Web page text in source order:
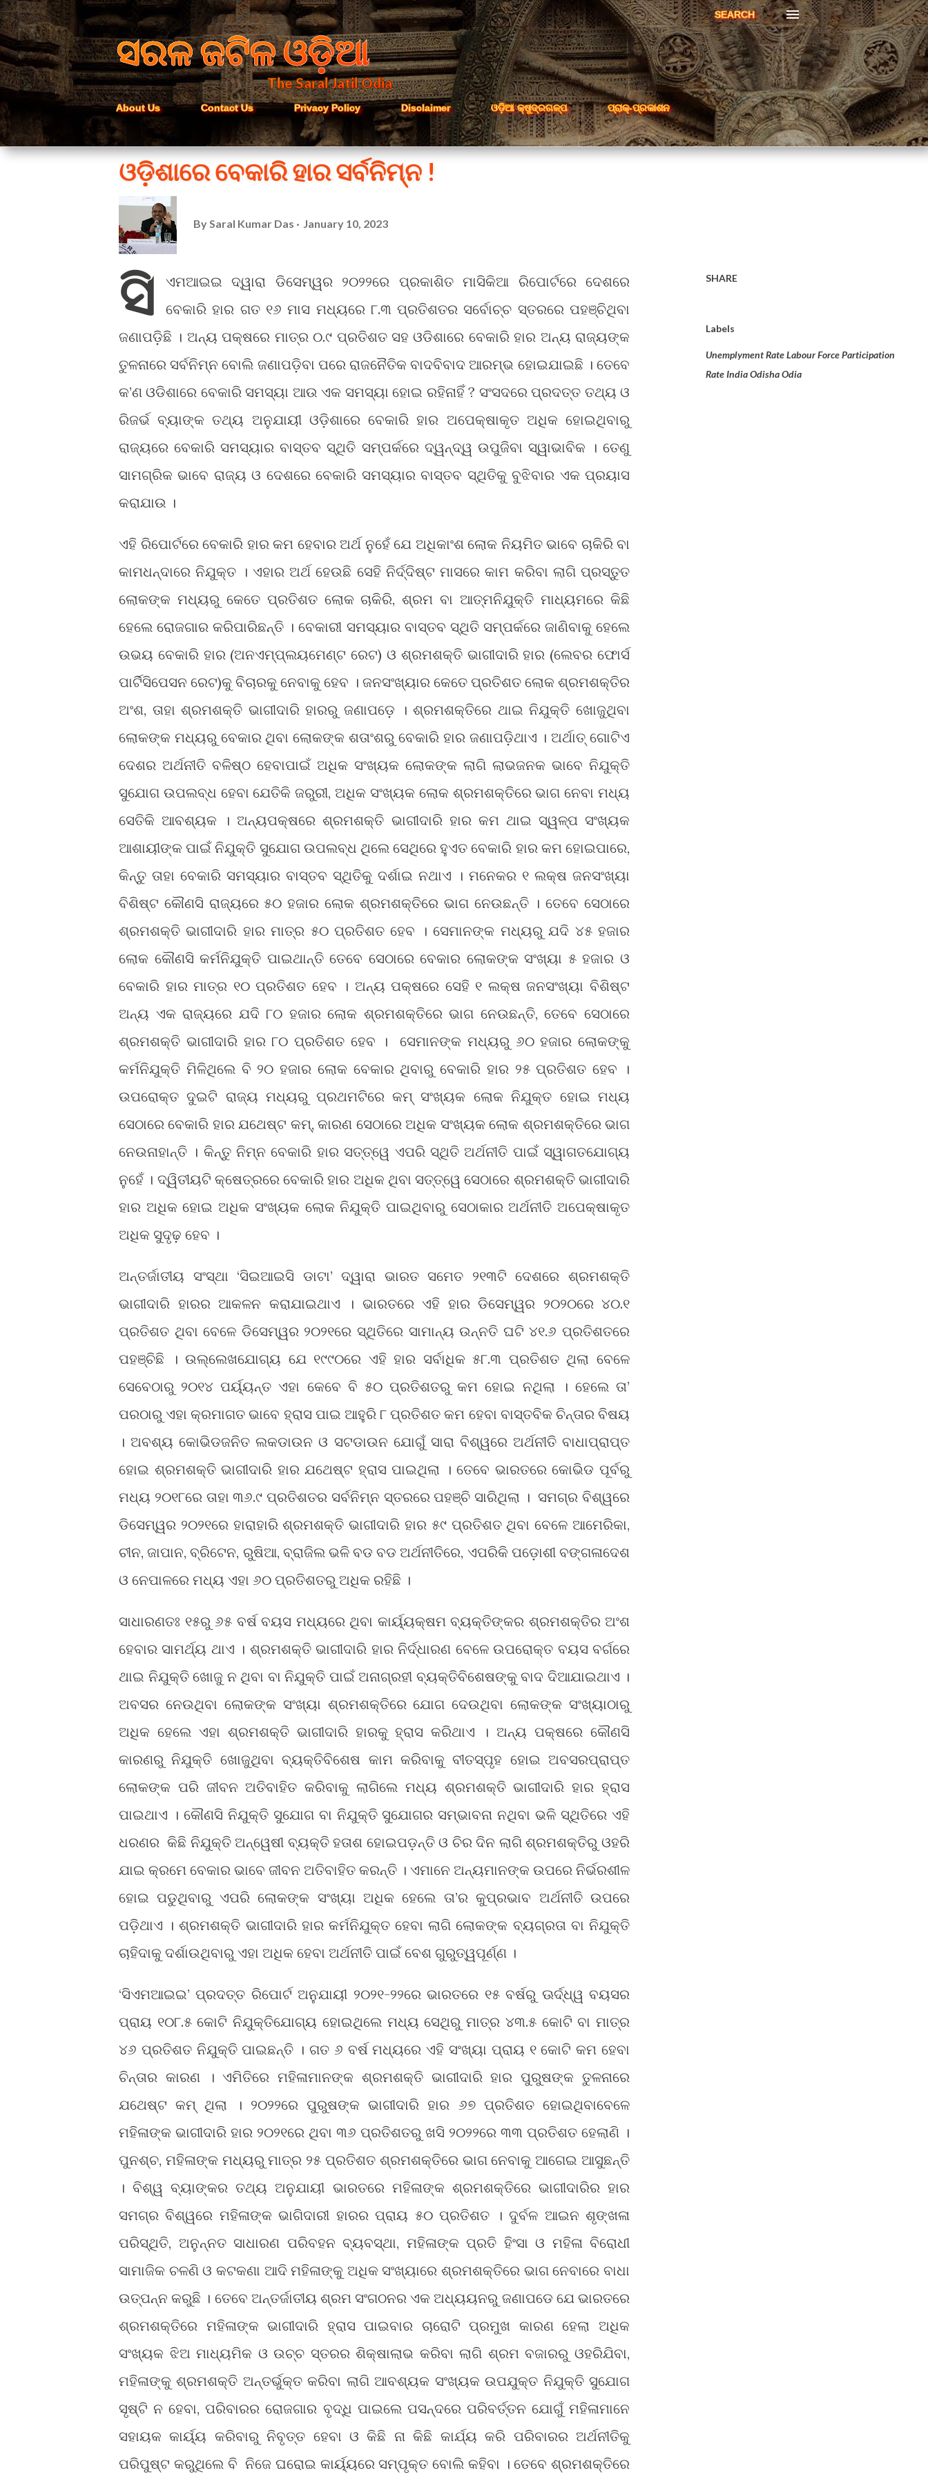
Skip to main content
ସରଳ ଜଟିଳ ଓଡ଼ିଆ
The Saral Jatil Odia
SEARCH
About Us Contact Us Privacy Policy Disclaimer ଓଡ଼ିଆ କ୍ଷୁଦ୍ରଗଳ୍ପ ପ୍ରାକ୍-ପ୍ରକାଶନ
ଓଡ଼ିଶାରେ ବେକାରି ହାର ସର୍ବନିମ୍ନ !
By Saral Kumar Das January 10, 2023
ସି
ଏମଆଇଇ ଦ୍ୱାରା ଡିସେମ୍ୱର ୨୦୨୨ରେ ପ୍ରକାଶିତ ମାସିକିଆ ରିପୋର୍ଟରେ ଦେଶରେ
ବେକାରି ହାର ଗତ ୧୬ ମାସ ମଧ୍ୟରେ ୮.୩ ପ୍ରତିଶତର ସର୍ବୋଚ୍ଚ ସ୍ତରରେ ପହଞ୍ଚିଥିବା
ଜଣାପଡ଼ିଛି । ଅନ୍ୟ ପକ୍ଷରେ ମାତ୍ର ୦.୯ ପ୍ରତିଶତ ସହ ଓଡିଶାରେ ବେକାରି ହାର ଅନ୍ୟ ରାଜ୍ୟଙ୍କ
ତୁଳନାରେ ସର୍ବନିମ୍ନ ବୋଲି ଜଣାପଡ଼ିବା ପରେ ରାଜନୈତିକ ବାଦବିବାଦ ଆରମ୍ଭ ହୋଇଯାଇଛି । ତେବେ
କ’ଣ ଓଡିଶାରେ ବେକାରି ସମସ୍ୟା ଆଉ ଏକ ସମସ୍ୟା ହୋଇ ରହିନାହିଁ ? ସଂସଦରେ ପ୍ରଦତ୍ତ ତଥ୍ୟ ଓ
ରିଜର୍ଭ ବ୍ୟାଙ୍କ ତଥ୍ୟ ଅନୁଯାୟୀ ଓଡ଼ିଶାରେ ବେକାରି ହାର ଅପେକ୍ଷାକୃତ ଅଧିକ ହୋଇଥିବାରୁ
ରାଜ୍ୟରେ ବେକାରି ସମସ୍ୟାର ବାସ୍ତବ ସ୍ଥିତି ସମ୍ପର୍କରେ ଦ୍ୱନ୍ଦ୍ୱ ଉପୁଜିବା ସ୍ୱାଭାବିକ । ତେଣୁ
ସାମଗ୍ରିକ ଭାବେ ରାଜ୍ୟ ଓ ଦେଶରେ ବେକାରି ସମସ୍ୟାର ବାସ୍ତବ ସ୍ଥିତିକୁ ବୁଝିବାର ଏକ ପ୍ରୟାସ
କରାଯାଉ ।
ଏହି ରିପୋର୍ଟରେ ବେକାରି ହାର କମ ହେବାର ଅର୍ଥ ନୁହେଁ ଯେ ଅଧିକାଂଶ ଲୋକ ନିୟମିତ ଭାବେ ଚାକିରି ବା
କାମଧନ୍ଦାରେ ନିଯୁକ୍ତ । ଏହାର ଅର୍ଥ ହେଉଛି ସେହି ନିର୍ଦ୍ଦିଷ୍ଟ ମାସରେ କାମ କରିବା ଲାଗି ପ୍ରସ୍ତୁତ
ଲୋକଙ୍କ ମଧ୍ୟରୁ କେତେ ପ୍ରତିଶତ ଲୋକ ଚାକିରି, ଶ୍ରମ ବା ଆତ୍ମନିଯୁକ୍ତି ମାଧ୍ୟମରେ କିଛି
ହେଲେ ରୋଜଗାର କରିପାରିଛନ୍ତି । ବେକାରୀ ସମସ୍ୟାର ବାସ୍ତବ ସ୍ଥିତି ସମ୍ପର୍କରେ ଜାଣିବାକୁ ହେଲେ
ଉଭୟ ବେକାରି ହାର (ଅନଏମ୍ପ୍ଲୟମେଣ୍ଟ ରେଟ) ଓ ଶ୍ରମଶକ୍ତି ଭାଗୀଦାରି ହାର (ଲେବର ଫୋର୍ସ
ପାର୍ଟିସିପେସନ ରେଟ)କୁ ବିଚାରକୁ ନେବାକୁ ହେବ । ଜନସଂଖ୍ୟାର କେତେ ପ୍ରତିଶତ ଲୋକ ଶ୍ରମଶକ୍ତିର
ଅଂଶ, ତାହା ଶ୍ରମଶକ୍ତି ଭାଗୀଦାରି ହାରରୁ ଜଣାପଡ଼େ । ଶ୍ରମଶକ୍ତିରେ ଥାଇ ନିଯୁକ୍ତି ଖୋଜୁଥିବା
ଲୋକଙ୍କ ମଧ୍ୟରୁ ବେକାର ଥିବା ଲୋକଙ୍କ ଶତାଂଶରୁ ବେକାରି ହାର ଜଣାପଡ଼ିଥାଏ । ଅର୍ଥାତ୍ ଗୋଟିଏ
ଦେଶର ଅର୍ଥନୀତି ବଳିଷ୍ଠ ହେବାପାଇଁ ଅଧିକ ସଂଖ୍ୟକ ଲୋକଙ୍କ ଲାଗି ଲାଭଜନକ ଭାବେ ନିଯୁକ୍ତି
ସୁଯୋଗ ଉପଲବ୍ଧ ହେବା ଯେତିକି ଜରୁରୀ, ଅଧିକ ସଂଖ୍ୟକ ଲୋକ ଶ୍ରମଶକ୍ତିରେ ଭାଗ ନେବା ମଧ୍ୟ
ସେତିକି ଆବଶ୍ୟକ । ଅନ୍ୟପକ୍ଷରେ ଶ୍ରମଶକ୍ତି ଭାଗୀଦାରି ହାର କମ ଥାଇ ସ୍ୱଳ୍ପ ସଂଖ୍ୟକ
ଆଶାୟୀଙ୍କ ପାଇଁ ନିଯୁକ୍ତି ସୁଯୋଗ ଉପଲବ୍ଧ ଥିଲେ ସେଥିରେ ହୁଏତ ବେକାରି ହାର କମ ହୋଇପାରେ,
କିନ୍ତୁ ତାହା ବେକାରି ସମସ୍ୟାର ବାସ୍ତବ ସ୍ଥିତିକୁ ଦର୍ଶାଇ ନଥାଏ । ମନେକର ୧ ଲକ୍ଷ ଜନସଂଖ୍ୟା
ବିଶିଷ୍ଟ କୌଣସି ରାଜ୍ୟରେ ୫୦ ହଜାର ଲୋକ ଶ୍ରମଶକ୍ତିରେ ଭାଗ ନେଉଛନ୍ତି । ତେବେ ସେଠାରେ
ଶ୍ରମଶକ୍ତି ଭାଗୀଦାରି ହାର ମାତ୍ର ୫୦ ପ୍ରତିଶତ ହେବ । ସେମାନଙ୍କ ମଧ୍ୟରୁ ଯଦି ୪୫ ହଜାର
ଲୋକ କୌଣସି କର୍ମନିଯୁକ୍ତି ପାଇଥାନ୍ତି ତେବେ ସେଠାରେ ବେକାର ଲୋକଙ୍କ ସଂଖ୍ୟା ୫ ହଜାର ଓ
ବେକାରି ହାର ମାତ୍ର ୧୦ ପ୍ରତିଶତ ହେବ । ଅନ୍ୟ ପକ୍ଷରେ ସେହି ୧ ଲକ୍ଷ ଜନସଂଖ୍ୟା ବିଶିଷ୍ଟ
ଅନ୍ୟ ଏକ ରାଜ୍ୟରେ ଯଦି ୮୦ ହଜାର ଲୋକ ଶ୍ରମଶକ୍ତିରେ ଭାଗ ନେଉଛନ୍ତି, ତେବେ ସେଠାରେ
ଶ୍ରମଶକ୍ତି ଭାଗୀଦାରି ହାର ୮୦ ପ୍ରତିଶତ ହେବ । ସେମାନଙ୍କ ମଧ୍ୟରୁ ୬୦ ହଜାର ଲୋକଙ୍କୁ
କର୍ମନିଯୁକ୍ତି ମିଳିଥିଲେ ବି ୨୦ ହଜାର ଲୋକ ବେକାର ଥିବାରୁ ବେକାରି ହାର ୨୫ ପ୍ରତିଶତ ହେବ ।
ଉପରୋକ୍ତ ଦୁଇଟି ରାଜ୍ୟ ମଧ୍ୟରୁ ପ୍ରଥମଟିରେ କମ୍ ସଂଖ୍ୟକ ଲୋକ ନିଯୁକ୍ତ ହୋଇ ମଧ୍ୟ
ସେଠାରେ ବେକାରି ହାର ଯଥେଷ୍ଟ କମ୍, କାରଣ ସେଠାରେ ଅଧିକ ସଂଖ୍ୟକ ଲୋକ ଶ୍ରମଶକ୍ତିରେ ଭାଗ
ନେଉନାହାନ୍ତି । କିନ୍ତୁ ନିମ୍ନ ବେକାରି ହାର ସତ୍ତ୍ୱେ ଏପରି ସ୍ଥିତି ଅର୍ଥନୀତି ପାଇଁ ସ୍ୱାଗତଯୋଗ୍ୟ
ନୁହେଁ । ଦ୍ୱିତୀୟଟି କ୍ଷେତ୍ରରେ ବେକାରି ହାର ଅଧିକ ଥିବା ସତ୍ତ୍ୱେ ସେଠାରେ ଶ୍ରମଶକ୍ତି ଭାଗୀଦାରି
ହାର ଅଧିକ ହୋଇ ଅଧିକ ସଂଖ୍ୟକ ଲୋକ ନିଯୁକ୍ତି ପାଇଥିବାରୁ ସେଠାକାର ଅର୍ଥନୀତି ଅପେକ୍ଷାକୃତ
ଅଧିକ ସୁଦୃଢ଼ ହେବ ।
ଅନ୍ତର୍ଜାତୀୟ ସଂସ୍ଥା ‘ସିଇଆଇସି ଡାଟା’ ଦ୍ୱାରା ଭାରତ ସମେତ ୨୧୩ଟି ଦେଶରେ ଶ୍ରମଶକ୍ତି
ଭାଗୀଦାରି ହାରର ଆକଳନ କରାଯାଇଥାଏ । ଭାରତରେ ଏହି ହାର ଡିସେମ୍ୱର ୨୦୨୦ରେ ୪୦.୧
ପ୍ରତିଶତ ଥିବା ବେଳେ ଡିସେମ୍ୱର ୨୦୨୧ରେ ସ୍ଥିତିରେ ସାମାନ୍ୟ ଉନ୍ନତି ଘଟି ୪୧.୬ ପ୍ରତିଶତରେ
ପହଞ୍ଚିଛି । ଉଲ୍ଲେଖଯୋଗ୍ୟ ଯେ ୧୯୯୦ରେ ଏହି ହାର ସର୍ବାଧିକ ୫୮.୩ ପ୍ରତିଶତ ଥିଲା ବେଳେ
ସେବେଠାରୁ ୨୦୧୪ ପର୍ୟ୍ୟନ୍ତ ଏହା କେବେ ବି ୫୦ ପ୍ରତିଶତରୁ କମ ହୋଇ ନଥିଲା । ହେଲେ ତା’
ପରଠାରୁ ଏହା କ୍ରମାଗତ ଭାବେ ହ୍ରାସ ପାଇ ଆହୁରି ୮ ପ୍ରତିଶତ କମ ହେବା ବାସ୍ତବିକ ଚିନ୍ତାର ବିଷୟ
। ଅବଶ୍ୟ କୋଭିଡଜନିତ ଲକଡାଉନ ଓ ସଟଡାଉନ ଯୋଗୁଁ ସାରା ବିଶ୍ୱରେ ଅର୍ଥନୀତି ବାଧାପ୍ରାପ୍ତ
ହୋଇ ଶ୍ରମଶକ୍ତି ଭାଗୀଦାରି ହାର ଯଥେଷ୍ଟ ହ୍ରାସ ପାଇଥିଲା । ତେବେ ଭାରତରେ କୋଭିଡ ପୂର୍ବରୁ
ମଧ୍ୟ ୨୦୧୮ରେ ତାହା ୩୬.୯ ପ୍ରତିଶତର ସର୍ବନିମ୍ନ ସ୍ତରରେ ପହଞ୍ଚି ସାରିଥିଲା । ସମଗ୍ର ବିଶ୍ୱରେ
ଡିସେମ୍ୱର ୨୦୨୧ରେ ହାରାହାରି ଶ୍ରମଶକ୍ତି ଭାଗୀଦାରି ହାର ୫୯ ପ୍ରତିଶତ ଥିବା ବେଳେ ଆମେରିକା,
ଚୀନ, ଜାପାନ, ବ୍ରିଟେନ, ରୁଷିଆ, ବ୍ରାଜିଲ ଭଳି ବଡ ବଡ ଅର୍ଥନୀତିରେ, ଏପରିକି ପଡ଼ୋଶୀ ବଙ୍ଗଳାଦେଶ
ଓ ନେପାଳରେ ମଧ୍ୟ ଏହା ୬୦ ପ୍ରତିଶତରୁ ଅଧିକ ରହିଛି ।
ସାଧାରଣତଃ ୧୫ରୁ ୬୫ ବର୍ଷ ବୟସ ମଧ୍ୟରେ ଥିବା କାର୍ୟ୍ୟକ୍ଷମ ବ୍ୟକ୍ତିଙ୍କର ଶ୍ରମଶକ୍ତିର ଅଂଶ
ହେବାର ସାମର୍ଥ୍ୟ ଥାଏ । ଶ୍ରମଶକ୍ତି ଭାଗୀଦାରି ହାର ନିର୍ଦ୍ଧାରଣ ବେଳେ ଉପରୋକ୍ତ ବୟସ ବର୍ଗରେ
ଥାଇ ନିଯୁକ୍ତି ଖୋଜୁ ନ ଥିବା ବା ନିଯୁକ୍ତି ପାଇଁ ଅନାଗ୍ରହୀ ବ୍ୟକ୍ତିବିଶେଷଙ୍କୁ ବାଦ ଦିଆଯାଇଥାଏ ।
ଅବସର ନେଉଥିବା ଲୋକଙ୍କ ସଂଖ୍ୟା ଶ୍ରମଶକ୍ତିରେ ଯୋଗ ଦେଉଥିବା ଲୋକଙ୍କ ସଂଖ୍ୟାଠାରୁ
ଅଧିକ ହେଲେ ଏହା ଶ୍ରମଶକ୍ତି ଭାଗୀଦାରି ହାରକୁ ହ୍ରାସ କରିଥାଏ । ଅନ୍ୟ ପକ୍ଷରେ କୌଣସି
କାରଣରୁ ନିଯୁକ୍ତି ଖୋଜୁଥିବା ବ୍ୟକ୍ତିବିଶେଷ କାମ କରିବାକୁ ବୀତସ୍ପୃହ ହୋଇ ଅବସରପ୍ରାପ୍ତ
ଲୋକଙ୍କ ପରି ଜୀବନ ଅତିବାହିତ କରିବାକୁ ଲାଗିଲେ ମଧ୍ୟ ଶ୍ରମଶକ୍ତି ଭାଗୀଦାରି ହାର ହ୍ରାସ
ପାଇଥାଏ । କୌଣସି ନିଯୁକ୍ତି ସୁଯୋଗ ବା ନିଯୁକ୍ତି ସୁଯୋଗର ସମ୍ଭାବନା ନଥିବା ଭଳି ସ୍ଥିତିରେ ଏହି
ଧରଣର କିଛି ନିଯୁକ୍ତି ଅନ୍ୱେଷୀ ବ୍ୟକ୍ତି ହତାଶ ହୋଇପଡ଼ନ୍ତି ଓ ଚିର ଦିନ ଲାଗି ଶ୍ରମଶକ୍ତିରୁ ଓହରି
ଯାଇ କ୍ରମେ ବେକାର ଭାବେ ଜୀବନ ଅତିବାହିତ କରନ୍ତି । ଏମାନେ ଅନ୍ୟମାନଙ୍କ ଉପରେ ନିର୍ଭରଶୀଳ
ହୋଇ ପଡୁଥିବାରୁ ଏପରି ଲୋକଙ୍କ ସଂଖ୍ୟା ଅଧିକ ହେଲେ ତା’ର କୁପ୍ରଭାବ ଅର୍ଥନୀତି ଉପରେ
ପଡ଼ିଥାଏ । ଶ୍ରମଶକ୍ତି ଭାଗୀଦାରି ହାର କର୍ମନିଯୁକ୍ତ ହେବା ଲାଗି ଲୋକଙ୍କ ବ୍ୟଗ୍ରତା ବା ନିଯୁକ୍ତି
ଚାହିଦାକୁ ଦର୍ଶାଉଥିବାରୁ ଏହା ଅଧିକ ହେବା ଅର୍ଥନୀତି ପାଇଁ ବେଶ ଗୁରୁତ୍ୱପୂର୍ଣ୍ଣ ।
‘ସିଏମଆଇଇ’ ପ୍ରଦତ୍ତ ରିପୋର୍ଟ ଅନୁଯାୟୀ ୨୦୨୧-୨୨ରେ ଭାରତରେ ୧୫ ବର୍ଷରୁ ଊର୍ଦ୍ଧ୍ୱ ବୟସର
ପ୍ରାୟ ୧୦୮.୫ କୋଟି ନିଯୁକ୍ତିଯୋଗ୍ୟ ହୋଇଥିଲେ ମଧ୍ୟ ସେଥିରୁ ମାତ୍ର ୪୩.୫ କୋଟି ବା ମାତ୍ର
୪୬ ପ୍ରତିଶତ ନିଯୁକ୍ତି ପାଇଛନ୍ତି । ଗତ ୬ ବର୍ଷ ମଧ୍ୟରେ ଏହି ସଂଖ୍ୟା ପ୍ରାୟ ୧ କୋଟି କମ ହେବା
ଚିନ୍ତାର କାରଣ । ଏମିତିରେ ମହିଳାମାନଙ୍କ ଶ୍ରମଶକ୍ତି ଭାଗୀଦାରି ହାର ପୁରୁଷଙ୍କ ତୁଳନାରେ
ଯଥେଷ୍ଟ କମ୍ ଥିଲା । ୨୦୨୨ରେ ପୁରୁଷଙ୍କ ଭାଗୀଦାରି ହାର ୬୭ ପ୍ରତିଶତ ହୋଇଥିବାବେଳେ
ମହିଳାଙ୍କ ଭାଗୀଦାରି ହାର ୨୦୨୧ରେ ଥିବା ୩୬ ପ୍ରତିଶତରୁ ଖସି ୨୦୨୨ରେ ୩୩ ପ୍ରତିଶତ ହେଲାଣି ।
ପୁନଶ୍ଚ, ମହିଳାଙ୍କ ମଧ୍ୟରୁ ମାତ୍ର ୨୫ ପ୍ରତିଶତ ଶ୍ରମଶକ୍ତିରେ ଭାଗ ନେବାକୁ ଆଗେଇ ଆସୁଛନ୍ତି
। ବିଶ୍ୱ ବ୍ୟାଙ୍କର ତଥ୍ୟ ଅନୁଯାୟୀ ଭାରତରେ ମହିଳାଙ୍କ ଶ୍ରମଶକ୍ତିରେ ଭାଗୀଦାରିର ହାର
ସମଗ୍ର ବିଶ୍ୱରେ ମହିଳାଙ୍କ ଭାଗିଦାରୀ ହାରର ପ୍ରାୟ ୫୦ ପ୍ରତିଶତ । ଦୁର୍ବଳ ଆଇନ ଶୃଙ୍ଖଳା
ପରିସ୍ଥିତି, ଅନୁନ୍ନତ ସାଧାରଣ ପରିବହନ ବ୍ୟବସ୍ଥା, ମହିଳାଙ୍କ ପ୍ରତି ହିଂସା ଓ ମହିଳା ବିରୋଧୀ
ସାମାଜିକ ଚଳଣି ଓ କଟକଣା ଆଦି ମହିଳାଙ୍କୁ ଅଧିକ ସଂଖ୍ୟାରେ ଶ୍ରମଶକ୍ତିରେ ଭାଗ ନେବାରେ ବାଧା
ଉତ୍ପନ୍ନ କରୁଛି । ତେବେ ଅନ୍ତର୍ଜାତୀୟ ଶ୍ରମ ସଂଗଠନର ଏକ ଅଧ୍ୟୟନରୁ ଜଣାପଡେ ଯେ ଭାରତରେ
ଶ୍ରମଶକ୍ତିରେ ମହିଳାଙ୍କ ଭାଗୀଦାରି ହ୍ରାସ ପାଇବାର ଚାରୋଟି ପ୍ରମୁଖ କାରଣ ହେଲା ଅଧିକ
ସଂଖ୍ୟକ ଝିଅ ମାଧ୍ୟମିକ ଓ ଉଚ୍ଚ ସ୍ତରର ଶିକ୍ଷାଲାଭ କରିବା ଲାଗି ଶ୍ରମ ବଜାରରୁ ଓହରିଯିବା,
ମହିଳାଙ୍କୁ ଶ୍ରମଶକ୍ତି ଅନ୍ତର୍ଭୁକ୍ତ କରିବା ଲାଗି ଆବଶ୍ୟକ ସଂଖ୍ୟକ ଉପଯୁକ୍ତ ନିଯୁକ୍ତି ସୁଯୋଗ
ସୃଷ୍ଟି ନ ହେବା, ପରିବାରର ରୋଜଗାର ବୃଦ୍ଧି ପାଇଲେ ପସନ୍ଦରେ ପରିବର୍ତ୍ତନ ଯୋଗୁଁ ମହିଳାମାନେ
ସହାୟକ କାର୍ୟ୍ୟ କରିବାରୁ ନିବୃତ୍ତ ହେବା ଓ କିଛି ନା କିଛି କାର୍ଯ୍ୟ କରି ପରିବାରର ଅର୍ଥନୀତିକୁ
ପରିପୁଷ୍ଟ କରୁଥିଲେ ବି ନିଜେ ଘରୋଇ କାର୍ୟ୍ୟରେ ସମ୍ପୃକ୍ତ ବୋଲି କହିବା । ତେବେ ଶ୍ରମଶକ୍ତିରେ
SHARE
Labels
Unemplyment Rate Labour Force Participation
Rate India Odisha Odia